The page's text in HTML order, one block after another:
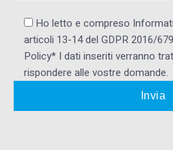
Ho letto e compreso
articoli 13-14 del GDPR 2016/
Policy* I dati inseriti verranno
rispondere alle vostre domande.